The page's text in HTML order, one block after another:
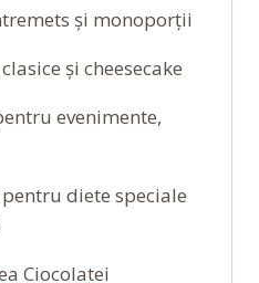
și monoporții
și cheesecake
evenimente,
diete speciale
Ciocolatei